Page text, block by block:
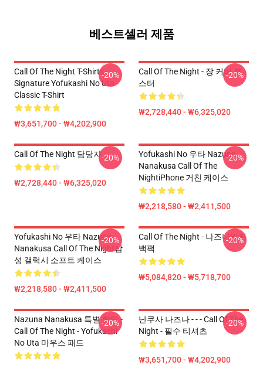
베스트셀러 제품
Call Of The Night T-Shirts -
Signature Yofukashi No Uta
Classic T-Shirt
₩3,651,700 - ₩4,202,900
-20%
Call Of The Night - 장 커버 포
스터
₩2,728,440 - ₩6,325,020
-20%
Call Of The Night 담당자 :
₩2,728,440 - ₩6,325,020
-20%
Yofukashi No 우타 Nazuna
Nanakusa Call Of The
NightiPhone 거친 케이스
₩2,218,580 - ₩2,411,500
-20%
Yofukashi No 우타 Nazuna
Nanakusa Call Of The Night삼
성 갤럭시 소프트 케이스
₩2,218,580 - ₩2,411,500
-20%
Call Of The Night - 나즈나워커
백팩
₩5,084,820 - ₩5,718,700
-20%
Nazuna Nanakusa 특별 할인 -
Call Of The Night - Yofukashi
No Uta 마우스 패드
-20%
난쿠사 나즈나 - - - Call Of The
Night - 필수 티셔츠
₩3,651,700 - ₩4,202,900
-20%